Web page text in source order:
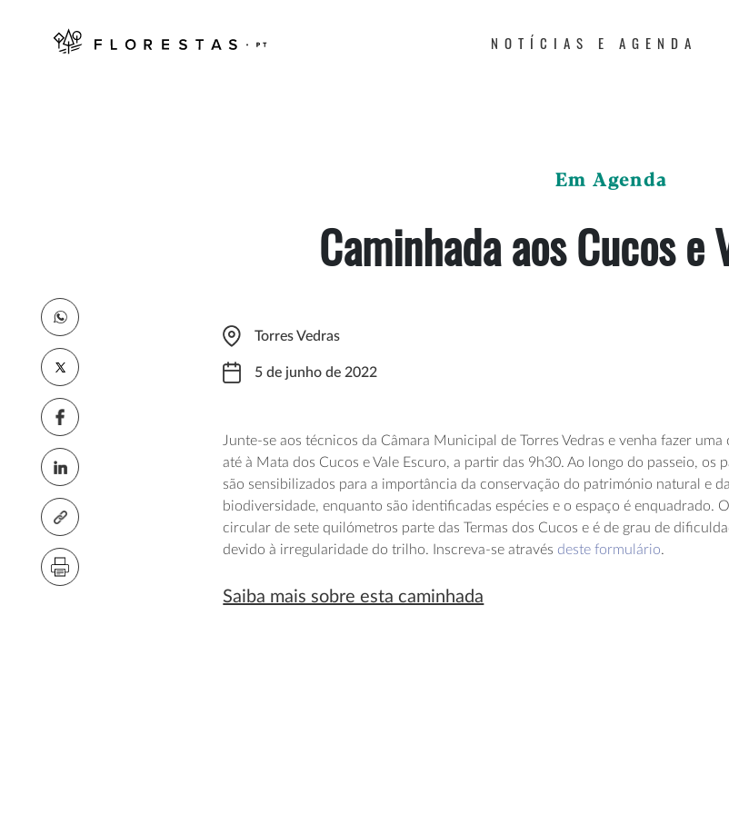
NOTÍCIAS E AGENDA
Em Agenda
Caminhada aos Cucos e
Torres Vedras
5 de junho de 2022
Junte-se aos técnicos da Câmara Municipal de Torres Vedras e venha fazer uma
até à Mata dos Cucos e Vale Escuro, a partir das 9h30. Ao longo do passeio, os
são sensibilizados para a importância da conservação do património natural e da
biodiversidade, enquanto são identificadas espécies e o espaço é enquadrado.
circular de sete quilómetros parte das Termas dos Cucos e é de grau de
devido à irregularidade do trilho. Inscreva-se através deste formulário.
Saiba mais sobre esta caminhada